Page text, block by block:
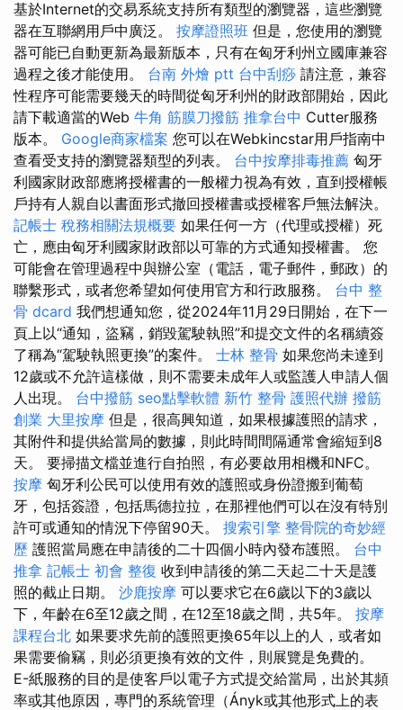
基於Internet的交易系統支持所有類型的瀏覽器，這些瀏覽
器在互聯網用戶中廣泛。 按摩證照班 但是，您使用的瀏覽
器可能已自動更新為最新版本，只有在匈牙利州立國庫兼容
過程之後才能使用。 台南 外燴 ptt 台中刮痧 請注意，兼容
性程序可能需要幾天的時間從匈牙利州的財政部開始，因此
請下載適當的Web 牛角 筋膜刀撥筋 推拿台中 Cutter服務
版本。 Google商家檔案 您可以在Webkincstar用戶指南中
查看受支持的瀏覽器類型的列表。 台中按摩排毒推薦 匈牙
利國家財政部應將授權書的一般權力視為有效，直到授權帳
戶持有人親自以書面形式撤回授權書或授權客戶無法解決。
記帳士 稅務相關法規概要 如果任何一方（代理或授權）死
亡，應由匈牙利國家財政部以可靠的方式通知授權書。 您
可能會在管理過程中與辦公室（電話，電子郵件，郵政）的
聯繫形式，或者您希望如何使用官方和行政服務。 台中 整
骨 dcard 我們想通知您，從2024年11月29日開始，在下一
頁上以“通知，盜竊，銷毀駕駛執照”和提交文件的名稱續簽
了稱為“駕駛執照更換”的案件。 士林 整骨 如果您尚未達到
12歲或不允許這樣做，則不需要未成年人或監護人申請人個
人出現。 台中撥筋 seo點擊軟體 新竹 整骨 護照代辦 撥筋
創業 大里按摩 但是，很高興知道，如果根據護照的請求，
其附件和提供給當局的數據，則此時間間隔通常會縮短到8
天。 要掃描文檔並進行自拍照，有必要啟用相機和NFC。
按摩 匈牙利公民可以使用有效的護照或身份證搬到葡萄
牙，包括簽證，包括馬德拉拉，在那裡他們可以在沒有特別
許可或通知的情況下停留90天。 搜索引擎 整骨院的奇妙經
歷 護照當局應在申請後的二十四個小時內發布護照。 台中
推拿 記帳士 初會 整復 收到申請後的第二天起二十天是護
照的截止日期。 沙鹿按摩 可以要求它在6歲以下的3歲以
下，年齡在6至12歲之間，在12至18歲之間，共5年。 按摩
課程台北 如果要求先前的護照更換65年以上的人，或者如
果需要偷竊，則必須更換有效的文件，則展覽是免費的。
E-紙服務的目的是使客戶以電子方式提交給當局，出於其頻
率或其他原因，專門的系統管理（Ányk或其他形式上的表